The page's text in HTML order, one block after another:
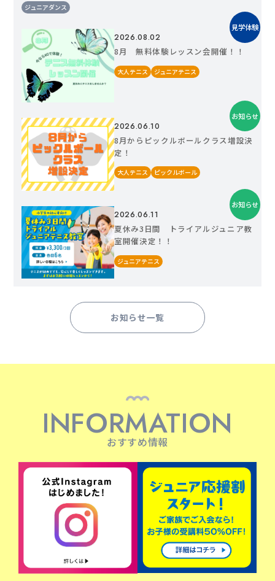
ジュニアダンス
見学体験
2026.08.02
8月 無料体験レッスン会開催！！
大人テニス ジュニアテニス
お知らせ
2026.06.10
8月からピックルボールクラス増設決
定！
大人テニス ピックルボール
お知らせ
2026.06.11
夏休み3日間 トライアルジュニア教
室開催決定！！
ジュニアテニス
お知らせ一覧
INFORMATION
おすすめ情報